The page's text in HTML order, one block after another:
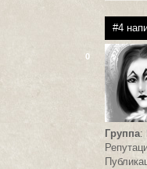
#4
0
Группа: